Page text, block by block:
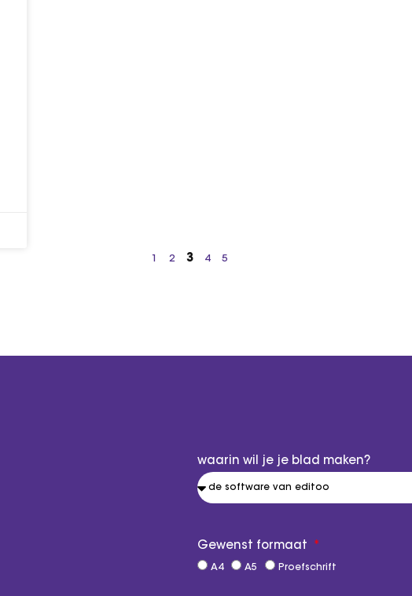
1 2 3 4 5
waarin wil je je blad maken?
Gewenst formaat
A4 A5 Proefschrift